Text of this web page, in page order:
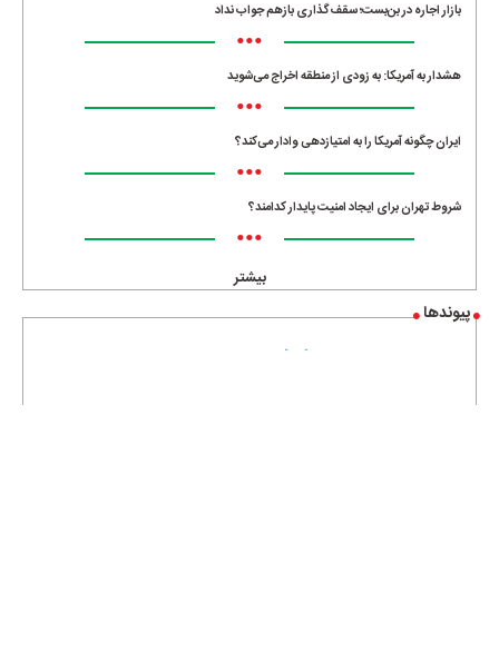
بازار اجاره در بن‌بست؛ سقف‌گذاری بازهم جواب نداد
•••
هشدار به آمریکا: به زودی از منطقه اخراج می‌شوید
•••
ایران چگونه آمریکا را به امتیازدهی وادار می‌کند؟
•••
شروط تهران برای ایجاد امنیت پایدار کدامند؟
•••
بیشتر
پیوندها